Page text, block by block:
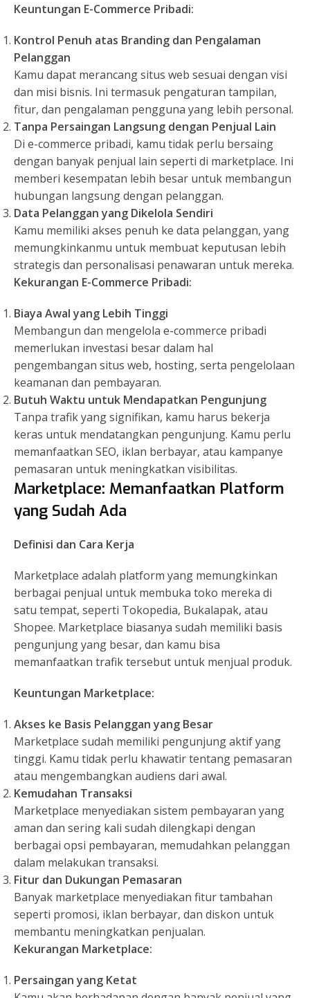
Keuntungan E-Commerce Pribadi:
Kontrol Penuh atas Branding dan Pengalaman
Pelanggan
Kamu dapat merancang situs web sesuai dengan visi
dan misi bisnis. Ini termasuk pengaturan tampilan,
fitur, dan pengalaman pengguna yang lebih personal.
Tanpa Persaingan Langsung dengan Penjual Lain
Di e-commerce pribadi, kamu tidak perlu bersaing
dengan banyak penjual lain seperti di marketplace. Ini
memberi kesempatan lebih besar untuk membangun
hubungan langsung dengan pelanggan.
Data Pelanggan yang Dikelola Sendiri
Kamu memiliki akses penuh ke data pelanggan, yang
memungkinkanmu untuk membuat keputusan lebih
strategis dan personalisasi penawaran untuk mereka.
Kekurangan E-Commerce Pribadi:
Biaya Awal yang Lebih Tinggi
Membangun dan mengelola e-commerce pribadi
memerlukan investasi besar dalam hal
pengembangan situs web, hosting, serta pengelolaan
keamanan dan pembayaran.
Butuh Waktu untuk Mendapatkan Pengunjung
Tanpa trafik yang signifikan, kamu harus bekerja
keras untuk mendatangkan pengunjung. Kamu perlu
memanfaatkan SEO, iklan berbayar, atau kampanye
pemasaran untuk meningkatkan visibilitas.
Marketplace: Memanfaatkan Platform
yang Sudah Ada
Definisi dan Cara Kerja
Marketplace adalah platform yang memungkinkan
berbagai penjual untuk membuka toko mereka di
satu tempat, seperti Tokopedia, Bukalapak, atau
Shopee. Marketplace biasanya sudah memiliki basis
pengunjung yang besar, dan kamu bisa
memanfaatkan trafik tersebut untuk menjual produk.
Keuntungan Marketplace:
Akses ke Basis Pelanggan yang Besar
Marketplace sudah memiliki pengunjung aktif yang
tinggi. Kamu tidak perlu khawatir tentang pemasaran
atau mengembangkan audiens dari awal.
Kemudahan Transaksi
Marketplace menyediakan sistem pembayaran yang
aman dan sering kali sudah dilengkapi dengan
berbagai opsi pembayaran, memudahkan pelanggan
dalam melakukan transaksi.
Fitur dan Dukungan Pemasaran
Banyak marketplace menyediakan fitur tambahan
seperti promosi, iklan berbayar, dan diskon untuk
membantu meningkatkan penjualan.
Kekurangan Marketplace:
Persaingan yang Ketat